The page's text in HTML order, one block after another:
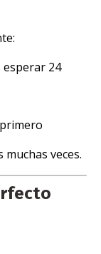
24
veces.